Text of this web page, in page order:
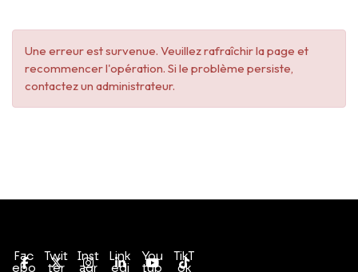
Une erreur est survenue. Veuillez rafraîchir la page et
recommencer l'opération. Si le problème persiste,
contactez un administrateur.
Fac
ebo
Twit
ter
Inst
agr
Link
edi
You
tub
TikT
ok